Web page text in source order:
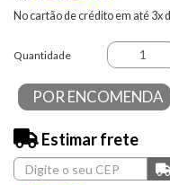
No cartão de crédito em até 3x
Quantidade
POR ENCOMENDA
Estimar frete